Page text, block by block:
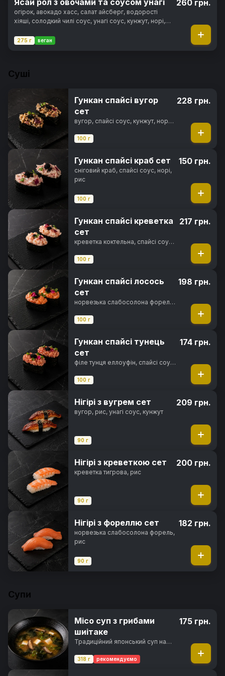
Ясай рол з овочами та соусом унагі
огірок, авокадо хасс, салат айсберг, водорості
хіяші, солодкий чилі соус, унагі соус, кунжут, норі,
275 г веган
260 грн.
Суші
Гункан спайсі вугор
сет
вугор, спайсі соус, кунжут, норі,
100 г
228 грн.
Гункан спайсі краб сет
сніговий краб, спайсі соус, норі,
рис
100 г
150 грн.
Гункан спайсі креветка
сет
креветка коктельна, спайсі соус,
100 г
217 грн.
Гункан спайсі лосось
сет
норвезька слабосолона форель,
100 г
198 грн.
Гункан спайсі тунець
сет
філе тунця еллоуфін, спайсі соус,
100 г
174 грн.
Нігірі з вугрем сет
вугор, рис, унагі соус, кунжут
90 г
209 грн.
Нігірі з креветкою сет
креветка тигрова, рис
90 г
200 грн.
Нігірі з фореллю сет
норвезька слабосолона форель,
рис
90 г
182 грн.
Супи
Місо суп з грибами
шиітаке
Традиційний японський суп на
шиїтаке, сиром тофу,
318 г рекомендуємо
175 грн.